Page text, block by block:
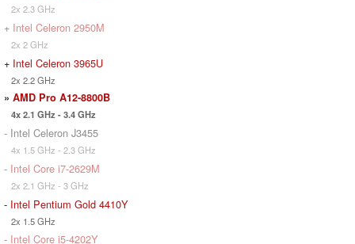
2x 2.3 GHz
+ Intel Celeron 2950M
2x 2 GHz
+ Intel Celeron 3965U
2x 2.2 GHz
» AMD Pro A12-8800B
4x 2.1 GHz - 3.4 GHz
- Intel Celeron J3455
4x 1.5 GHz - 2.3 GHz
- Intel Core i7-2629M
2x 2.1 GHz - 3 GHz
- Intel Pentium Gold 4410Y
2x 1.5 GHz
- Intel Core i5-4202Y